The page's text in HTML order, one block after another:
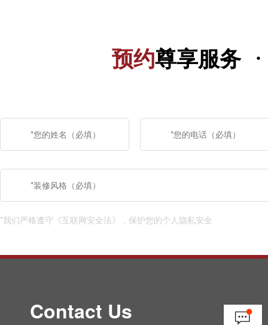
预约尊享服务 ·
*我们严格遵守《互联网安全法》，保护您的个人隐私安全
Contact Us